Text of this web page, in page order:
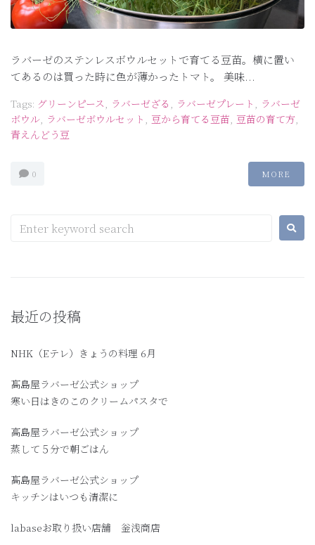
ラバーゼのステンレスボウルセットで育てる豆苗。横に置い
てあるのは買った時に色が薄かったトマト。 美味...
Tags: グリーンピース ラバーゼざる ラバーゼプレート
ラバーゼ
ボウル ラバーゼボウルセット 豆から育てる豆苗 豆苗の育て方
青えんどう豆
0 MORE
最近の投稿
NHK（Eテレ）きょうの料理 6月
髙島屋ラバーゼ公式ショップ
寒い日はきのこのクリームパスタで
高島屋ラバーゼ公式ショップ
蒸して５分で朝ごはん
髙島屋ラバーゼ公式ショップ
キッチンはいつも清潔に
labaseお取り扱い店舗 釡浅商店